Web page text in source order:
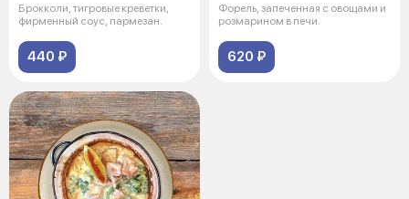
Брокколи, тигровые креветки,
фирменный соус, пармезан.
440 ₽
Форель, запеченная с овощами и
розмарином в печи.
620 ₽